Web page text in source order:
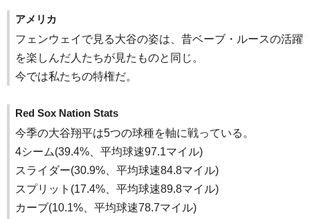
アメリカ
フェンウェイで見る大谷の姿は、昔ベーブ・ルースの活躍
を楽しんだ人たちが見たものと同じ。
今では私たちの特権だ。
Red Sox Nation Stats
今季の大谷翔平は5つの球種を軸に戦っている。
4シーム(39.4%、平均球速97.1マイル)
スライダー(30.9%、平均球速84.8マイル)
スプリット(17.4%、平均球速89.8マイル)
カーブ(10.1%、平均球速78.7マイル)